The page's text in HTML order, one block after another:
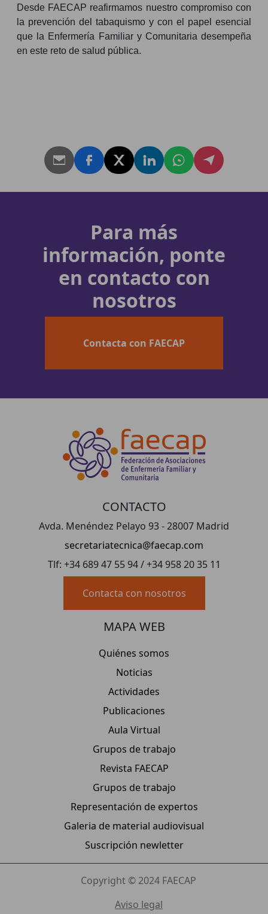
Desde FAECAP reafirmamos nuestro compromiso con
la prevención del tabaquismo y con el papel esencial
que la Enfermería Familiar y Comunitaria desempeña
en este reto de salud pública.
Para más
información, ponte
en contacto con
nosotros
Contacta con FAECAP
CONTACTO
Avda. Menéndez Pelayo 93 - 28007 Madrid
secretariatecnica@faecap.com
Tlf: +34 689 47 55 94 / +34 958 20 35 11
Contacta con nosotros
MAPA WEB
Quiénes somos
Noticias
Actividades
Publicaciones
Aula Virtual
Grupos de trabajo
Revista FAECAP
Grupos de trabajo
Representación de expertos
Galeria de material audiovisual
Suscripción newletter
Copyright © 2024 FAECAP
Aviso legal